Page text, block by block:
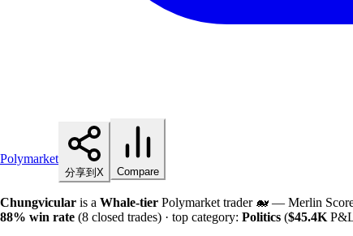
Polymarket
分享到X Compare
Chungvicular is a Whale-tier Polymarket trader 🐋 — Merlin
88% win rate (8 closed trades) · top category: Politics ($45.4K